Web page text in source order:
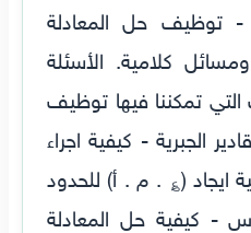
- توظيف حل المعادلة
كلامية. الأسئلة
تمكننا فيها توظيف
الجبرية - كيفية اجراء
ايجاد (؏ . م . أ) للحدود
- كيفية حل المعادلة